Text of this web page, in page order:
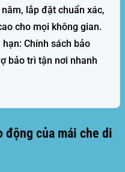
lắp đặt chuẩn xác,
cho mọi không gian.
hạn: Chính sách bảo
bảo trì tận nơi nhanh
động của mái che di